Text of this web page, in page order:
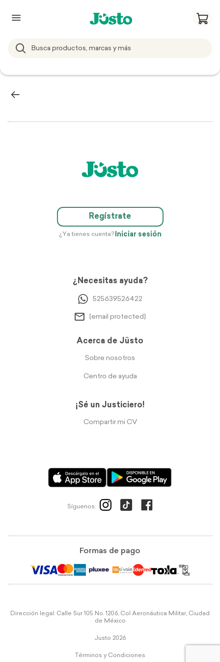
Regístrate
¿Ya tienes cuenta? Iniciar sesión
¿Necesitas ayuda?
525639526422
[email protected]
Acerca de Jüsto
Sobre nosotros
Centro de ayuda
¡Sé un Justiciero!
Compartir mi CV
Síguenos:
Formas de pago
Dirección legal: Calle Sur 105 No. 1206, Col Aeronáutica Militar, Ciudad
de México
Justo 2026
Términos y Condiciones